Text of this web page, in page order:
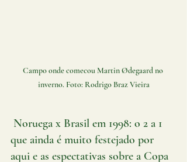
Campo onde comecou Martin Ødegaard no
inverno. Foto: Rodrigo Braz Vieira
Noruega x Brasil em 1998: o 2 a 1
que ainda é muito festejado por
aqui e as espectativas sobre a Copa